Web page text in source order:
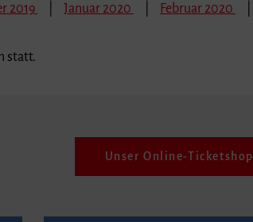
2019 Januar 2020 Februar 2020
statt.
Unser Online-Ticketshop